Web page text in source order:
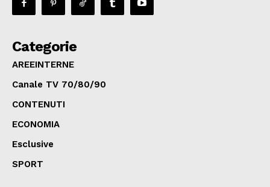
Categorie
AREEINTERNE
Canale TV 70/80/90
CONTENUTI
ECONOMIA
Esclusive
SPORT